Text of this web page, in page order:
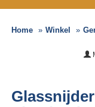
Home Winkel